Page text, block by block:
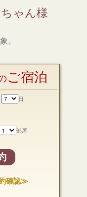
ゃん様
。
ご宿泊
日
部屋
確認≫